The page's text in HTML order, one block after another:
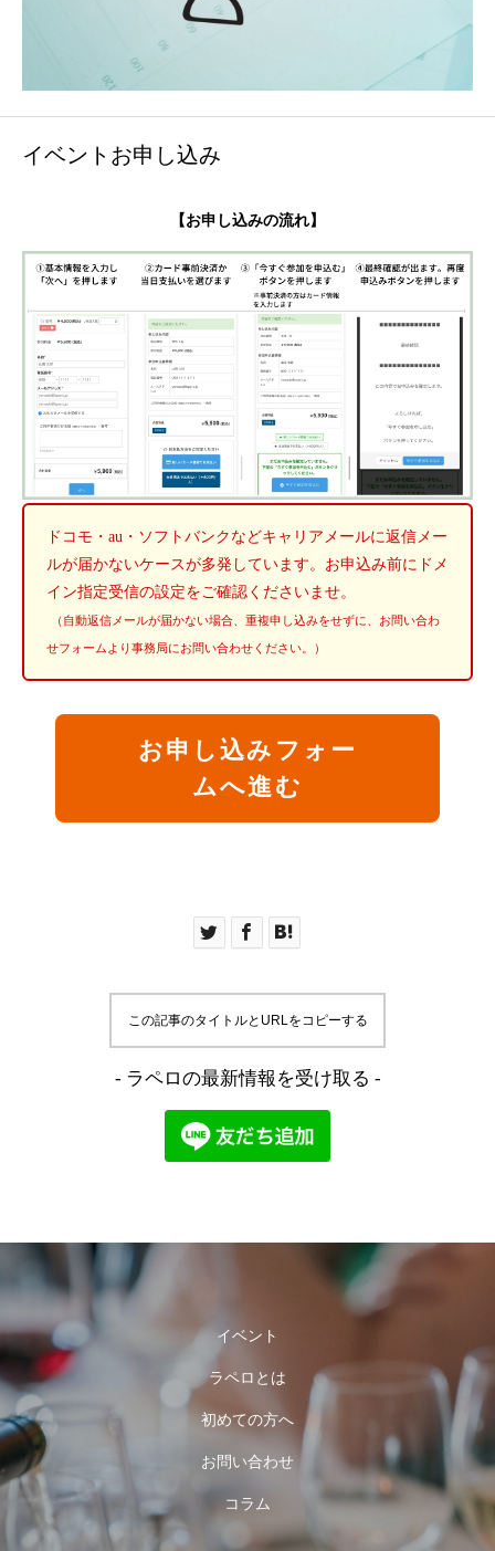
イベントお申し込み
【お申し込みの流れ】
ドコモ・au・ソフトバンクなどキャリアメールに返信メー
ルが届かないケースが多発しています。お申込み前にドメ
イン指定受信の設定をご確認くださいませ。
（自動返信メールが届かない場合、重複申し込みをせずに、お問い合わ
せフォームより事務局にお問い合わせください。）
お申し込みフォー
ムへ進む
この記事のタイトルとURLをコピーする
- ラペロの最新情報を受け取る -
イベント
ラペロとは
初めての方へ
お問い合わせ
コラム